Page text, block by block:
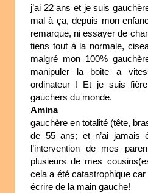
j’ai 22 ans et je suis
mal à ça, depuis mon
remarque, ni essayer de
tiens tout à la normale,
malgré mon 100%
manipuler la boite a
ordinateur ! Et je suis
gauchers du monde.
Amina
gauchère en totalité (tête,
de 55 ans; et n’ai jamais
l’intervention de mes
plusieurs de mes
cela a été catastrophique
écrire de la main gauche!